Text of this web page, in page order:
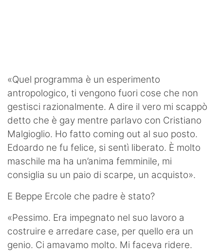
«Quel programma è un esperimento
antropologico, ti vengono fuori cose che non
gestisci razionalmente. A dire il vero mi scappò
detto che è gay mentre parlavo con Cristiano
Malgioglio. Ho fatto coming out al suo posto.
Edoardo ne fu felice, si sentì liberato. È molto
maschile ma ha un’anima femminile, mi
consiglia su un paio di scarpe, un acquisto».
E Beppe Ercole che padre è stato?
«Pessimo. Era impegnato nel suo lavoro a
costruire e arredare case, per quello era un
genio. Ci amavamo molto. Mi faceva ridere.